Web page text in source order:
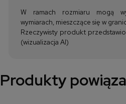
W ramach rozmiaru mogą
wymiarach, mieszczące się w
Rzeczywisty produkt
(wizualizacja AI)
Produkty